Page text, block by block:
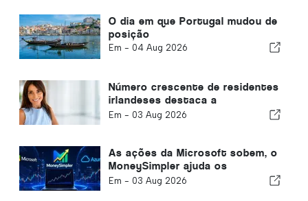
O dia em que Portugal mudou de
posição
Em - 04 Aug 2026
Número crescente de residentes
irlandeses destaca a
transformação do Algarve em
Em - 03 Aug 2026
As ações da Microsoft sobem, o
MoneySimpler ajuda os
investidores a gerar renda
Em - 03 Aug 2026